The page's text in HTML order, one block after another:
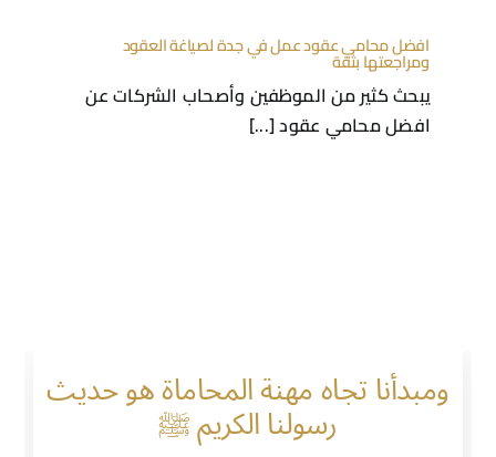
افضل محامي عقود عمل في جدة لصياغة العقود
ومراجعتها بثقة
يبحث كثير من الموظفين وأصحاب الشركات عن
افضل محامي عقود [...]
ومبدأنا تجاه مهنة المحاماة هو حديث
رسولنا الكريم ﷺ